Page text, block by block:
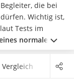
die bei
Wichtig ist,
Tests im
normalen
zu groß.Zudem
sowie
Vergleich